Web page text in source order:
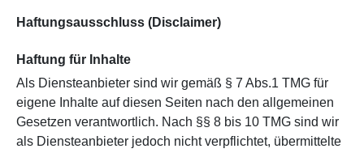
Haftungsausschluss (Disclaimer)
Haftung für Inhalte
Als Diensteanbieter sind wir gemäß § 7 Abs.1 TMG für
eigene Inhalte auf diesen Seiten nach den allgemeinen
Gesetzen verantwortlich. Nach §§ 8 bis 10 TMG sind wir
als Diensteanbieter jedoch nicht verpflichtet, übermittelte